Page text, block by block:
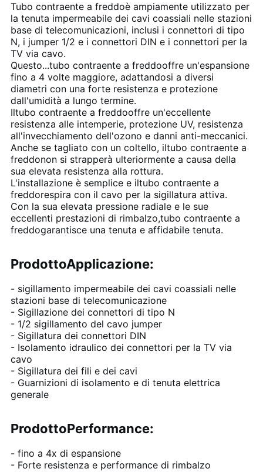
Tubo contraente a freddoè ampiamente utilizzato per
la tenuta impermeabile dei cavi coassiali nelle stazioni
base di telecomunicazioni, inclusi i connettori di tipo
N, i jumper 1/2 e i connettori DIN e i connettori per la
TV via cavo.
Questo...tubo contraente a freddooffre un'espansione
fino a 4 volte maggiore, adattandosi a diversi
diametri con una forte resistenza e protezione
dall'umidità a lungo termine.
Iltubo contraente a freddooffre un'eccellente
resistenza alle intemperie, protezione UV, resistenza
all'invecchiamento dell'ozono e danni anti-meccanici.
Anche se tagliato con un coltello, iltubo contraente a
freddonon si strapperà ulteriormente a causa della
sua elevata resistenza alla rottura.
L'installazione è semplice e iltubo contraente a
freddorespira con il cavo per la sigillatura attiva.
Con la sua elevata pressione radiale e le sue
eccellenti prestazioni di rimbalzo,tubo contraente a
freddogarantisce una tenuta e affidabile tenuta.
ProdottoApplicazione:
- sigillamento impermeabile dei cavi coassiali nelle
stazioni base di telecomunicazione
- Sigillazione dei connettori di tipo N
- 1/2 sigillamento del cavo jumper
- Sigillatura dei connettori DIN
- Isolamento idraulico dei connettori per la TV via
cavo
- Sigillatura dei fili e dei cavi
- Guarnizioni di isolamento e di tenuta elettrica
generale
ProdottoPerformance:
- fino a 4x di espansione
- Forte resistenza e performance di rimbalzo